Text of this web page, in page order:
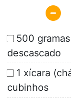
500
descascado
1 xícara
cubinhos